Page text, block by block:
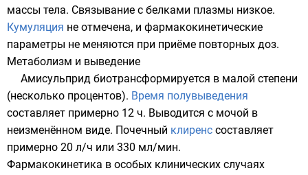
массы тела. Связывание с белками плазмы низкое.
Кумуляция не отмечена, и фармакокинетические
параметры не меняются при приёме повторных доз.
Метаболизм и выведение
Амисульприд биотрансформируется в малой степени
(несколько процентов). Время полувыведения
составляет примерно 12 ч. Выводится с мочой в
неизменённом виде. Почечный клиренс составляет
примерно 20 л/ч или 330 мл/мин.
Фармакокинетика в особых клинических случаях